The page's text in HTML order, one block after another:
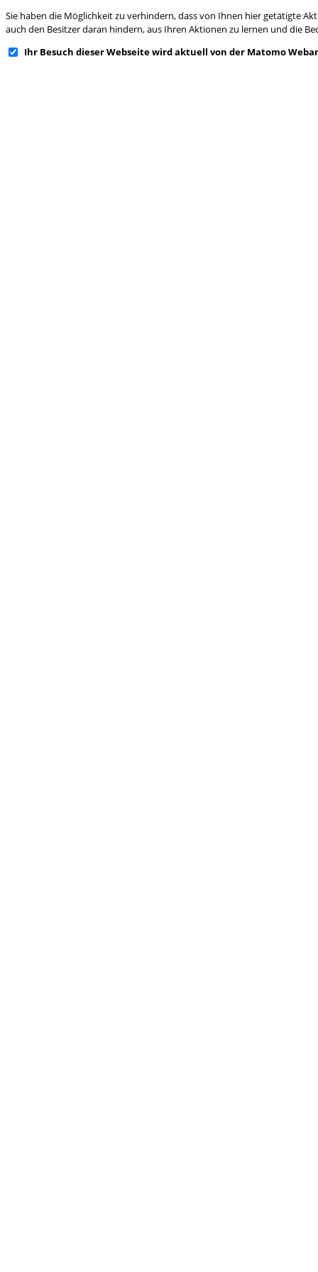
Sie haben die Möglichkeit zu verhindern, dass von Ihnen hier getätigte
auch den Besitzer daran hindern, aus Ihren Aktionen zu lernen und die
Ihr Besuch dieser Webseite wird aktuell von der Matomo